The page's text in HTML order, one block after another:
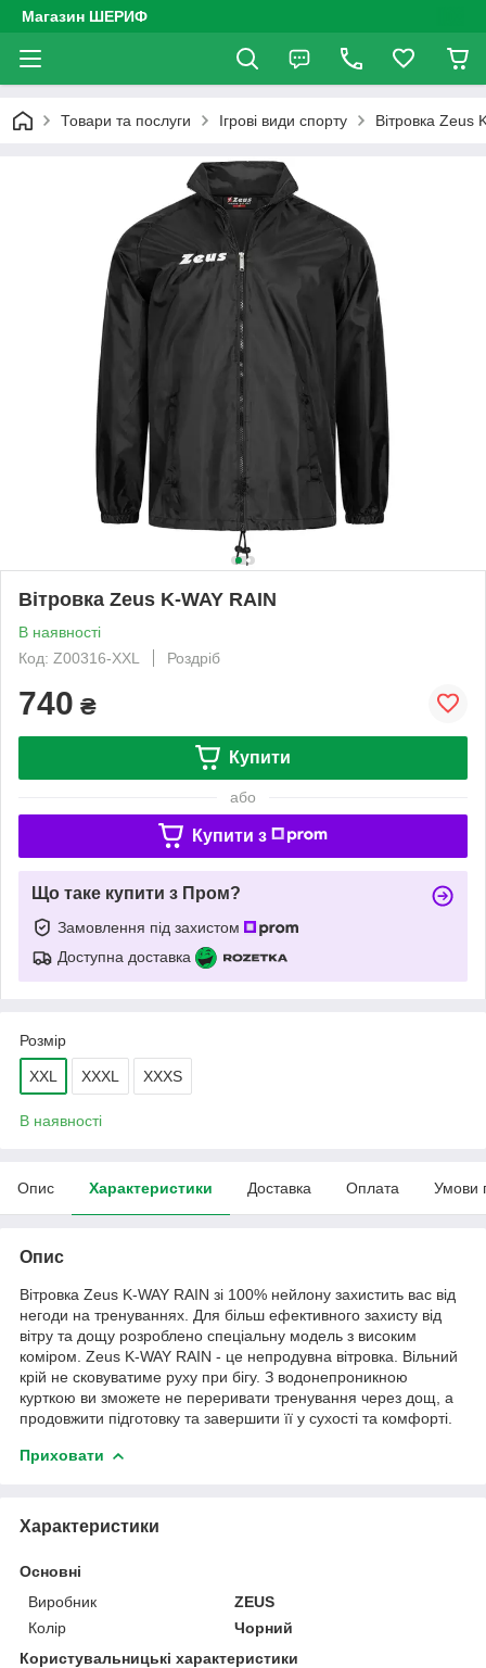
Магазин ШЕРИФ
Товари та послуги Ігрові види спорту Вітровка Zeus
Вітровка Zeus K-WAY RAIN
В наявності
Код: Z00316-XXL
Роздріб
740 ₴
Купити
або
Купити з
Що таке купити з Пром?
Замовлення під захистом
Доступна доставка
Розмір
XXL XXXL XXXS
В наявності
Опис Характеристики Доставка Оплата Умови
Опис
Вітровка Zeus K-WAY RAIN зі 100% нейлону захистить вас від
негоди на тренуваннях. Для більш ефективного захисту від
вітру та дощу розроблено спеціальну модель з високим
коміром. Zeus K-WAY RAIN - це непродувна вітровка. Вільний
крій не сковуватиме руху при бігу. З водонепроникною
курткою ви зможете не переривати тренування через дощ, а
продовжити підготовку та завершити її у сухості та комфорті.
Приховати
Характеристики
Основні
Виробник
ZEUS
Колір
Чорний
Користувальницькі характеристики